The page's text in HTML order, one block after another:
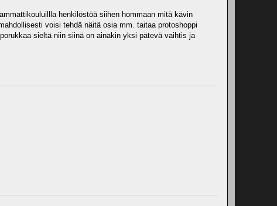
henkilöstöä siihen hommaan mitä kävin
voisi tehdä näitä osia mm. taitaa protoshoppi
sieltä niin siinä on ainakin yksi pätevä vaihtis ja